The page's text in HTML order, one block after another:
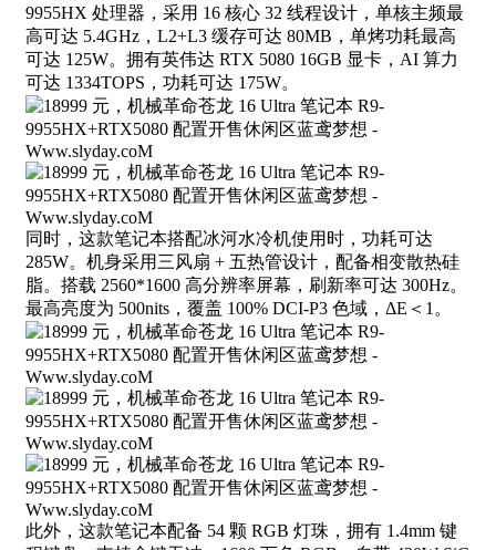
9955HX 处理器，采用 16 核心 32 线程设计，单核主频最
高可达 5.4GHz，L2+L3 缓存可达 80MB，单烤功耗最高
可达 125W。拥有英伟达 RTX 5080 16GB 显卡，AI 算力
可达 1334TOPS，功耗可达 175W。
同时，这款笔记本搭配冰河水冷机使用时，功耗可达
285W。机身采用三风扇 + 五热管设计，配备相变散热硅
脂。搭载 2560*1600 高分辨率屏幕，刷新率可达 300Hz。
最高亮度为 500nits，覆盖 100% DCI-P3 色域，ΔE＜1。
此外，这款笔记本配备 54 颗 RGB 灯珠，拥有 1.4mm 键